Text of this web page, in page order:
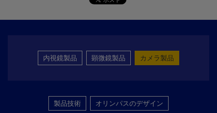
内視鏡製品 顕微鏡製品 カメラ製品
製品技術
オリンパスのデザイン